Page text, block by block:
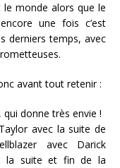
monde alors que le
une fois c’est
derniers temps, avec
avant tout retenir :
donne très envie !
avec la suite de
avec Darick
la suite et fin de la